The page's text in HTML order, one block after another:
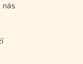
nás